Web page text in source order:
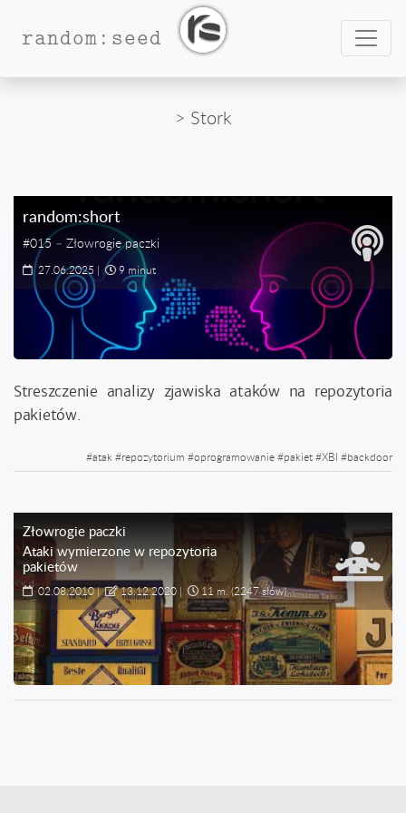
random:seed
> Stork
random:short
#015 – Złowrogie paczki
27.06.2025 | 9 minut
Streszczenie analizy zjawiska ataków na repozytoria
pakietów.
#atak #repozytorium #oprogramowanie#pakiet#XBI #backdoor
Złowrogie paczki
Ataki wymierzone w repozytoria
pakietów
02.08.2010| 13.12.2020 | 11 m. (2247 słów)